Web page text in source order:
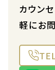
カウン
軽にお